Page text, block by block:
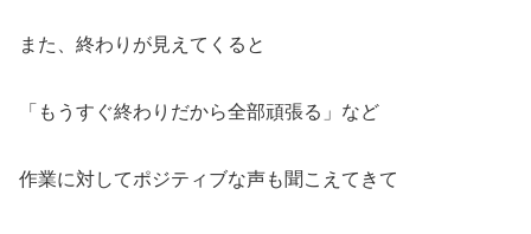
また、終わりが見えてくると
「もうすぐ終わりだから全部頑張る」など
作業に対してポジティブな声も聞こえてきて